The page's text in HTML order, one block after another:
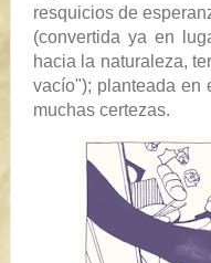
resquicios de
(convertida ya en
hacia la naturaleza,
vacío"); planteada en
muchas certezas.